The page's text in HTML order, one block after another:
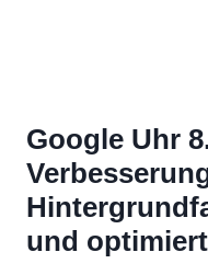
Google Uhr
und